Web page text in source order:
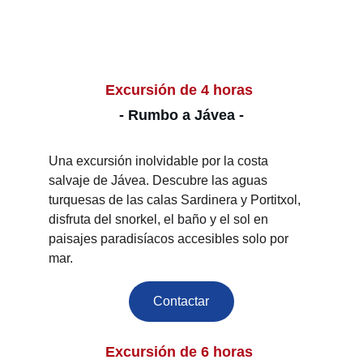
Excursión de 4 horas
- Rumbo a Jávea -
Una excursión inolvidable por la costa
salvaje de Jávea. Descubre las aguas
turquesas de las calas Sardinera y Portitxol,
disfruta del snorkel, el baño y el sol en
paisajes paradisíacos accesibles solo por
mar.
Excursión de 6 horas
Contactar